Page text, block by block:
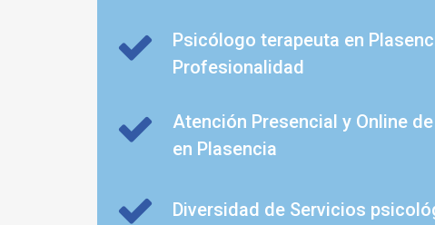
Psicólogo terapeuta en
Profesionalidad
Atención Presencial y Online
en Plasencia
Diversidad de Servicios